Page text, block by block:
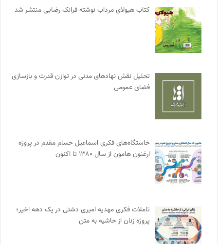
کتاب هیولای مرداب نوشته فرانک رضایی منتشر شد
تحلیل نقش نهادهای مدنی در توازن قدرت و بازسازی
فضای عمومی
خاستگاه‌های فکری اسماعیل حسام مقدم در پروژه
ارغنون هامون از سال ۱۳۸۰ تا اکنون
تاملات فکری مهدیه امیری دشتی در یک دهه اخیر؛
پروژه زنان از حاشیه به متن